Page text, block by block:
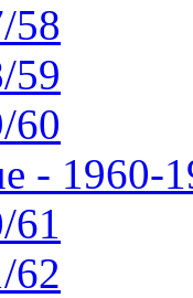
58
59
60
- 1960-
61
62